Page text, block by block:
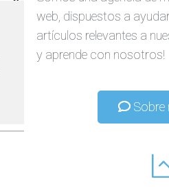
web, dispuestos a
artículos relevantes a
y aprende con nosotros!